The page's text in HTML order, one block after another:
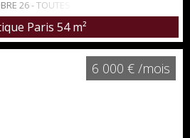
26 - TOUTES ACTIVITÉS - Belle
m² de sous sol TOUTES ACTIVITÉS
- 5 m linéaires de vitrine. Droit d'entrée
Paris 54 m²
6 000 € /mois